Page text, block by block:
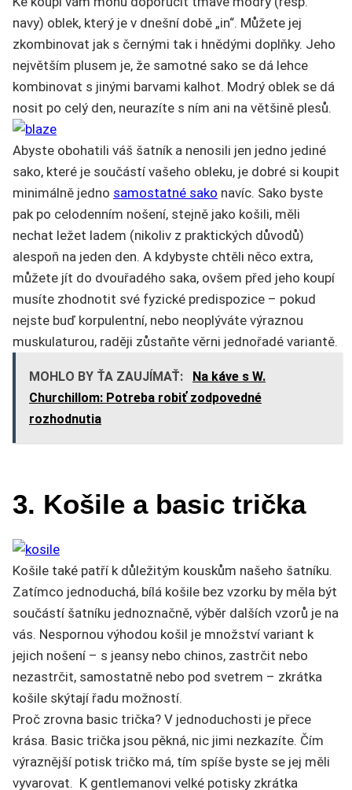
navy) oblek, který je v dnešní době „in“. Můžete jej
zkombinovat jak s černými tak i hnědými doplňky. Jeho
největším plusem je, že samotné sako se dá lehce
kombinovat s jinými barvami kalhot. Modrý oblek se dá
nosit po celý den, neurazíte s ním ani na většině plesů.
Abyste obohatili váš šatník a nenosili jen jedno jediné
sako, které je součástí vašeho obleku, je dobré si koupit
minimálně jedno samostatné sako navíc. Sako byste
pak po celodenním nošení, stejně jako košili, měli
nechat ležet ladem (nikoliv z praktických důvodů)
alespoň na jeden den. A kdybyste chtěli něco extra,
můžete jít do dvouřadého saka, ovšem před jeho koupí
musíte zhodnotit své fyzické predispozice – pokud
nejste buď korpulentní, nebo neoplýváte výraznou
muskulaturou, raději zůstaňte věrni jednořadé variantě.
MOHLO BY ŤA ZAUJÍMAŤ:
Na káve s W.
Churchillom: Potreba robiť zodpovedné
rozhodnutia
3. Košile a basic trička
Košile také patří k důležitým kouskům našeho šatníku.
Zatímco jednoduchá, bílá košile bez vzorku by měla být
součástí šatníku jednoznačně, výběr dalších vzorů je na
vás. Nespornou výhodou košil je množství variant k
jejich nošení – s jeansy nebo chinos, zastrčit nebo
nezastrčit, samostatně nebo pod svetrem – zkrátka
košile skýtají řadu možností.
Proč zrovna basic trička? V jednoduchosti je přece
krása. Basic trička jsou pěkná, nic jimi nezkazíte. Čím
výraznější potisk tričko má, tím spíše byste se jej měli
vyvarovat. K gentlemanovi velké potisky zkrátka